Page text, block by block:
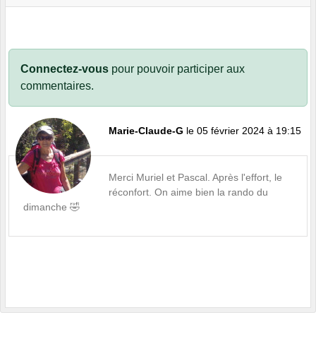
Connectez-vous pour pouvoir participer aux
commentaires.
Marie-Claude-G le 05 février 2024 à 19:15
Merci Muriel et Pascal. Après l'effort, le
réconfort. On aime bien la rando du
dimanche 🤣